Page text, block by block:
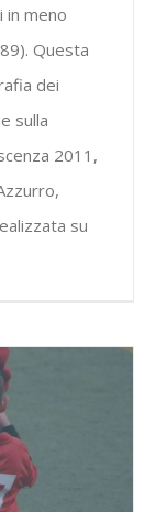
meno
Questa
dei
sulla
2011,
su